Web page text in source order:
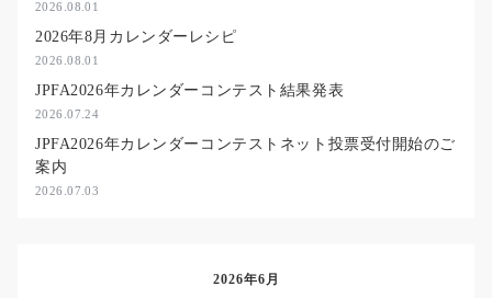
2026.08.01
2026年8月カレンダーレシピ
2026.08.01
JPFA2026年カレンダーコンテスト結果発表
2026.07.24
JPFA2026年カレンダーコンテストネット投票受付開始のご
案内
2026.07.03
2026年6月